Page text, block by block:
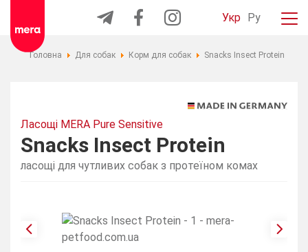
Укр Ру
Головна Для собак Корм для собак Snacks Insect Protein
Ласощі MERA Pure Sensitive
Snacks Insect Protein
ласощі для чутливих собак з протеїном комах